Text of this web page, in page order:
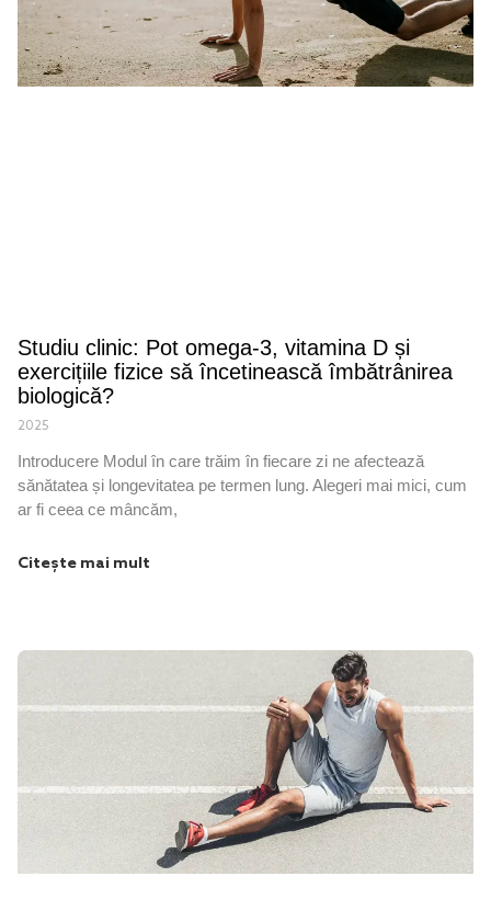
Studiu clinic: Pot omega-3, vitamina D și
exercițiile fizice să încetinească îmbătrânirea
biologică?
2025
Introducere Modul în care trăim în fiecare zi ne afectează
sănătatea și longevitatea pe termen lung. Alegeri mai mici, cum
ar fi ceea ce mâncăm,
Citește mai mult